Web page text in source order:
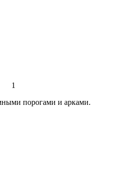
1
порогами и арками.